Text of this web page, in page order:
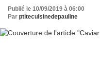
Publié le 10/09/2019 à 06:00
Par ptitecuisinedepauline